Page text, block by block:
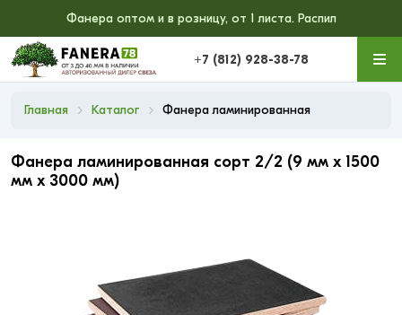
Фанера оптом и в розницу, от 1 листа. Распил
+7 (812) 928-38-78
Главная Каталог Фанера ламинированная
Фанера ламинированная сорт 2/2 (9 мм x 1500
мм x 3000 мм)